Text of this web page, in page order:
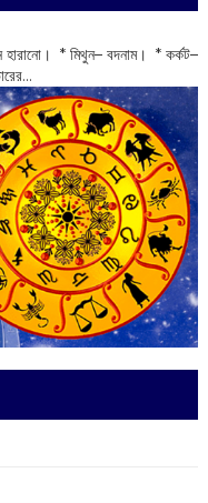
হারানো। * মিথুন– বদনাম। * কর্কট–